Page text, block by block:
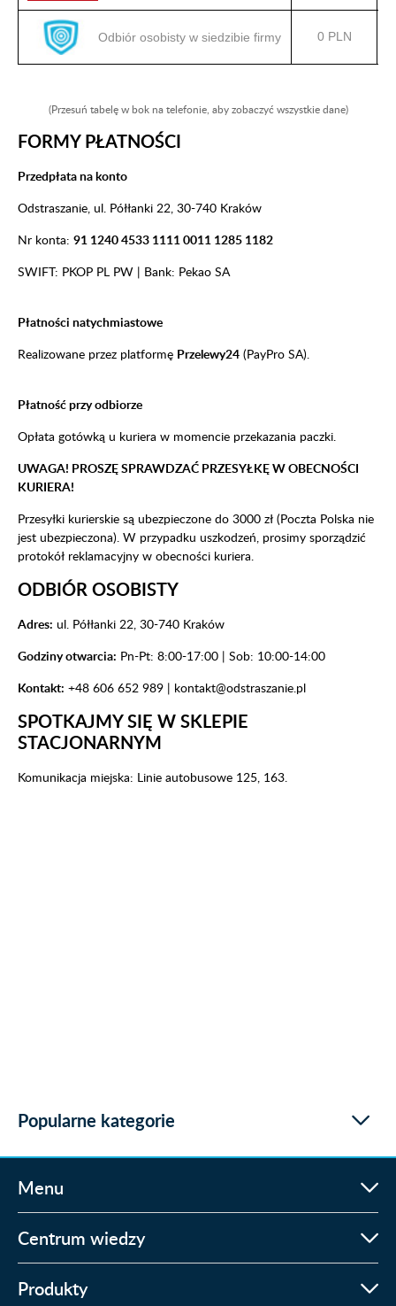
Odbiór osobisty w siedzibie firmy 0 PLN
(Przesuń tabelę w bok na telefonie, aby zobaczyć wszystkie dane)
FORMY PŁATNOŚCI
Przedpłata na konto
Odstraszanie, ul. Półłanki 22, 30-740 Kraków
Nr konta: 91 1240 4533 1111 0011 1285 1182
SWIFT: PKOP PL PW | Bank: Pekao SA
Płatności natychmiastowe
Realizowane przez platformę Przelewy24 (PayPro SA).
Płatność przy odbiorze
Opłata gotówką u kuriera w momencie przekazania paczki.
UWAGA! PROSZĘ SPRAWDZAĆ PRZESYŁKĘ W OBECNOŚCI
KURIERA!
Przesyłki kurierskie są ubezpieczone do 3000 zł (Poczta Polska nie
jest ubezpieczona). W przypadku uszkodzeń, prosimy sporządzić
protokół reklamacyjny w obecności kuriera.
ODBIÓR OSOBISTY
Adres: ul. Półłanki 22, 30-740 Kraków
Godziny otwarcia: Pn-Pt: 8:00-17:00 | Sob: 10:00-14:00
Kontakt: +48 606 652 989 | kontakt@odstraszanie.pl
SPOTKAJMY SIĘ W SKLEPIE
STACJONARNYM
Komunikacja miejska: Linie autobusowe 125, 163.
Popularne kategorie
Menu
Centrum wiedzy
Produkty